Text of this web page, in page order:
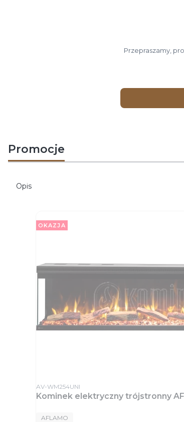
Przepraszamy,
Promocje
Opis
OKAZJA
Kod produktu
AV-WM254UNI
Kominek elektryczny trójstronny
PRODUCENT
AFLAMO